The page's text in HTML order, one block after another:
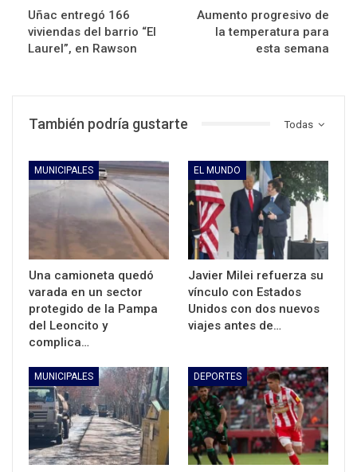
Uñac entregó 166
viviendas del barrio “El
Laurel”, en Rawson
Aumento progresivo de
la temperatura para
esta semana
Todas
También podría gustarte
MUNICIPALES
Una camioneta quedó
varada en un sector
protegido de la Pampa
del Leoncito y
complica…
EL MUNDO
Javier Milei refuerza su
vínculo con Estados
Unidos con dos nuevos
viajes antes de…
MUNICIPALES DEPORTES